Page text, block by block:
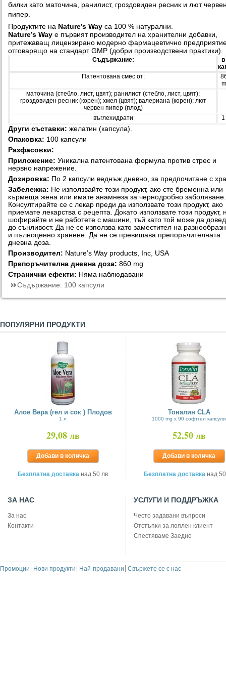
билки като маточина, ранилист, гроздовиден ресник и лют
пипер.
Продуктите на Nature’s Way са 100 % натурални.
Nature’s Way e първият производител на хранителни добавки,
притежаващ лицензирано модерно фармацевтично
отговарящо на стандарт GMP (добри производствени практики).
Съдържание:
в
Патентована смес от:
маточина (стебло, лист, цвят); ранилист (стебло, лист, цвят);
гроздовиден ресник (корен); хмел (цвят); валериана (корен); лют
червен пипер (плод)
въглехидрати
Други съставки: желатин (капсула).
Опаковка: 100 капсули
Разфасовки:
Приложение: Уникална патентована формула против стрес и
нервно напрежение.
Дозировка: По 2 капсули веднъж дневно, за предпочитане с
Забележка: Не използвайте този продукт, ако сте бременна или
кърмеща жена или имате анамнеза за чернодробно заболяване.
Консултирайте се с лекар преди да използвате този продукт, ако
приемате лекарства с рецепта. Докато използвате този продукт,
шофирайте и не работете с машини, тъй като той може да
до сънливост. Да не се използва като заместител на
и пълноценно хранене. Да не се превишава препоръчителната
дневна доза.
Производител: Nature’s Way products, Inc, USA
Препоръчителна дневна доза: 860 mg
Странични ефекти: Няма наблюдавани
Съдържание: 100 капсули
ПОПУЛЯРНИ ПРОДУКТИ
Алое Вера (гел и сок ) Плодов
1 л
29,08 лв
Добави в количка
Безплатна доставка над 50 лв
Тоналин CLA
1000 mg х 90 софтгел капсули
52,50 лв
Добави в количка
Безплатна доставка над
ЗА НАС
За нас
Контакти
УСЛУГИ И ПОДДРЪЖКА
Често задавани въпроси
Отстъпки за лоялен клиент
Спестяваме Заедно
Промоции Нови продукти Най-продавани Свържете се с нас